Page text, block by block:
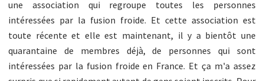
une association qui regroupe toutes les personnes
intéressées par la fusion froide. Et cette association est
toute récente et elle est maintenant, il y a bientôt une
quarantaine de membres déjà, de personnes qui sont
intéressées par la fusion froide en France. Et ça m'a assez